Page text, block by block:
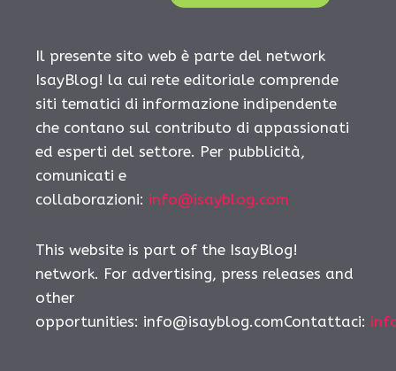
Il presente sito web è parte del network
IsayBlog! la cui rete editoriale comprende
siti tematici di informazione indipendente
che contano sul contributo di appassionati
ed esperti del settore. Per pubblicità,
comunicati e
collaborazioni: info@isayblog.com
This website is part of the IsayBlog!
network. For advertising, press releases and
other
opportunities: info@isayblog.comContattaci: